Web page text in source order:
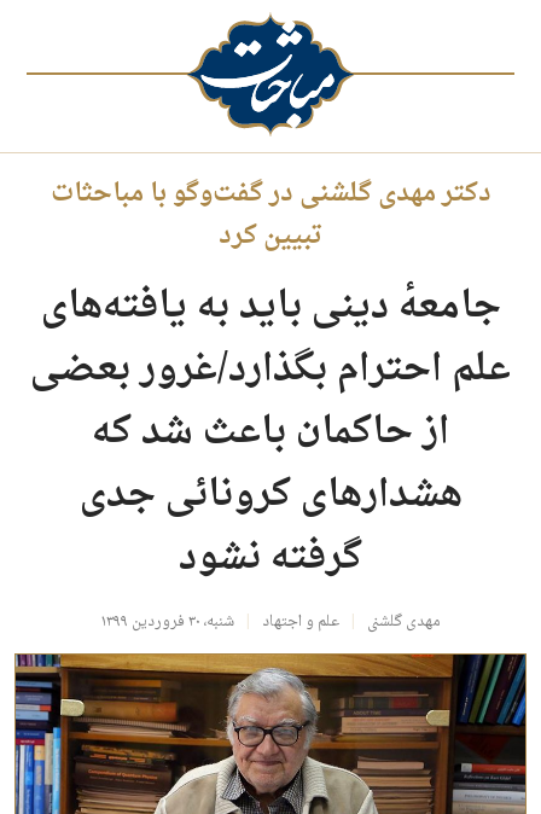
دکتر مهدی گلشنی در گفت‌وگو با مباحثات
تبیین کرد
جامعهٔ دینی باید به یافته‌های
علم احترام بگذارد/غرور بعضی
از حاکمان باعث شد که
هشدارهای کرونائی جدی
گرفته نشود
مهدی گلشنی علم و اجتهاد شنبه، ۳۰ فروردین ۱۳۹۹